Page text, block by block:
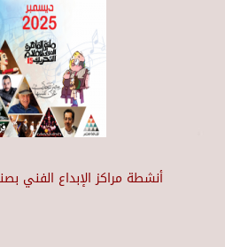
أنشطة مراكز الإبداع الفني